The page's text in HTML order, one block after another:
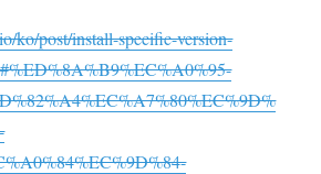
ko/post/install-specific-version-